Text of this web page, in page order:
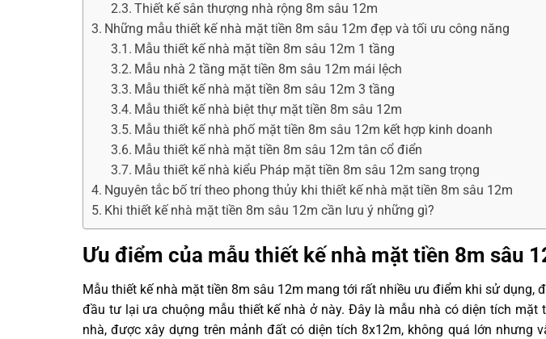
Thiết kế sân thượng nhà rộng 8m sâu 12m
Những mẫu thiết kế nhà mặt tiền 8m sâu 12m đẹp và tối ưu công năng
Mẫu thiết kế nhà mặt tiền 8m sâu 12m 1 tầng
Mẫu nhà 2 tầng mặt tiền 8m sâu 12m mái lệch
Mẫu thiết kế nhà mặt tiền 8m sâu 12m 3 tầng
Mẫu thiết kế nhà biệt thự mặt tiền 8m sâu 12m
Mẫu thiết kế nhà phố mặt tiền 8m sâu 12m kết hợp kinh doanh
Mẫu thiết kế nhà mặt tiền 8m sâu 12m tân cổ điển
Mẫu thiết kế nhà kiểu Pháp mặt tiền 8m sâu 12m sang trọng
Nguyên tắc bố trí theo phong thủy khi thiết kế nhà mặt tiền 8m sâu 12m
Khi thiết kế nhà mặt tiền 8m sâu 12m cần lưu ý những gì?
Ưu điểm của mẫu thiết kế nhà mặt tiền 8m sâu
Mẫu thiết kế nhà mặt tiền 8m sâu 12m mang tới rất nhiều ưu điểm khi sử dụng,
đầu tư lại ưa chuộng mẫu thiết kế nhà ở này. Đây là mẫu nhà có diện tích mặt
nhà, được xây dựng trên mảnh đất có diện tích 8x12m, không quá lớn nhưng